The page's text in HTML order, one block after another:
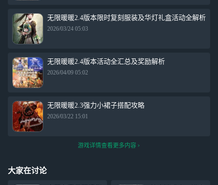
无限暖暖2.4版本限时复刻服装及华灯礼盒活动全解析
2026/03/24 05:03
无限暖暖2.4版本活动全汇总及奖励解析
2026/04/09 05:02
无限暖暖2.3强力小裙子搭配攻略
2026/03/22 15:01
游戏详情查看更多内容
大家在讨论